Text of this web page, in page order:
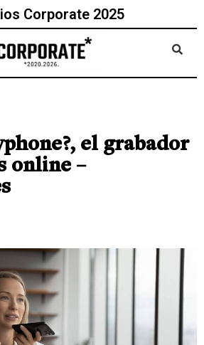
Corporate 2025
el grabador
online –